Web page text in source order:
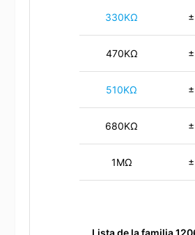
330KΩ
470KΩ
510KΩ
680KΩ
1MΩ
Lista de la familia